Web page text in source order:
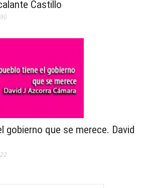
Castillo
gobierno que se merece. David